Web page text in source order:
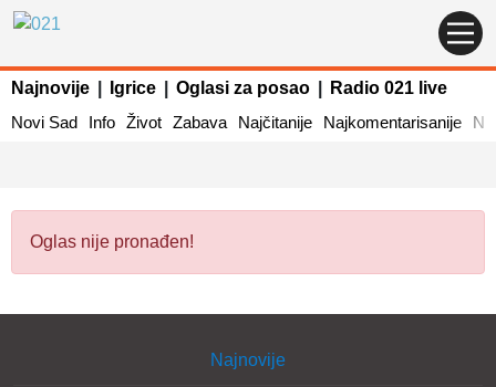
Najnovije Igrice Oglasi za posao
Radio 021 live
Novi Sad
Info Život Zabava Najčitanije Najkomentarisanije
Oglas nije pronađen!
Najnovije